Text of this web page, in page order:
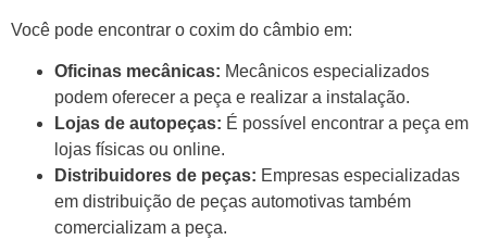
Você pode encontrar o coxim do câmbio em:
Oficinas mecânicas: Mecânicos especializados
podem oferecer a peça e realizar a instalação.
Lojas de autopeças: É possível encontrar a peça em
lojas físicas ou online.
Distribuidores de peças: Empresas especializadas
em distribuição de peças automotivas também
comercializam a peça.